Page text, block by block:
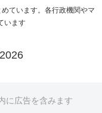
ています。各行政機関やマ
います
に広告を含みます